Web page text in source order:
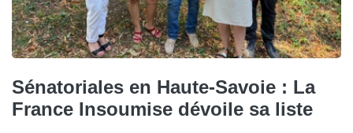
Sénatoriales en Haute-Savoie : La
France Insoumise dévoile sa liste